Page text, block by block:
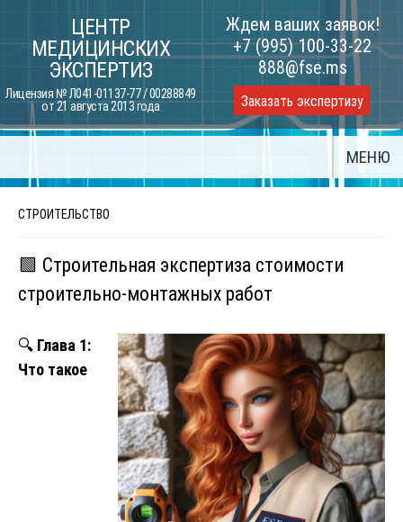
content
ЦЕНТР
МЕДИЦИНСКИХ
ЭКСПЕРТИЗ
Лицензия № Л041-01137-77 / 00288849
от 21 августа 2013 года
Ждем ваших заявок!
+7 (995) 100-33-22
888@fse.ms
Заказать экспертизу
МЕНЮ
СТРОИТЕЛЬСТВО
🟩 Строительная экспертиза стоимости
строительно-монтажных работ
🔍 Глава 1:
Что такое